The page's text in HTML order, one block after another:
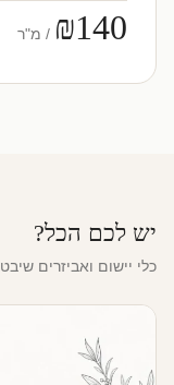
₪140 / מ"ר
יש לכם הכל?
כלי יישום ואביזרים